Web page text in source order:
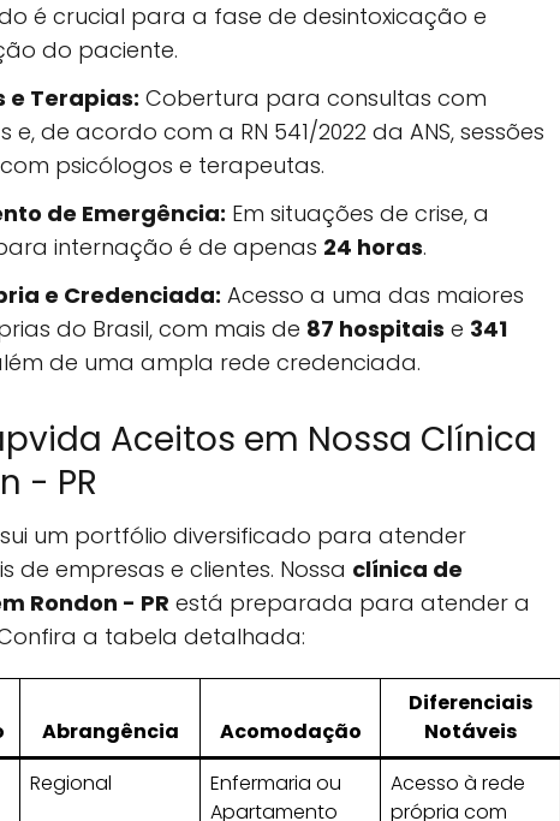
é crucial para a fase de desintoxicação e
do paciente.
e Terapias: Cobertura para consultas com
e, de acordo com a RN 541/2022 da ANS, sessões
psicólogos e terapeutas.
de Emergência: Em situações de crise, a
internação é de apenas 24 horas.
e Credenciada: Acesso a uma das maiores
do Brasil, com mais de 87 hospitais e 341
de uma ampla rede credenciada.
Aceitos em Nossa Clínica
- PR
um portfólio diversificado para atender
de empresas e clientes. Nossa clínica de
Rondon - PR está preparada para atender a
a tabela detalhada:
Abrangência Acomodação
Diferenciais
Notáveis
Regional
Enfermaria ou
Apartamento
Acesso à rede
própria com